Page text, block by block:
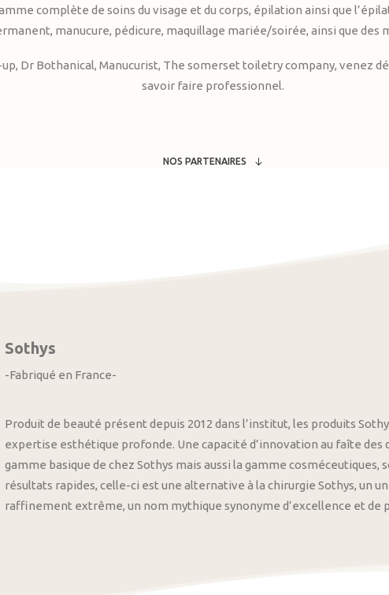
complète de soins du visage et du corps, épilation ainsi que
manucure, pédicure, maquillage mariée/soirée, ainsi que des
up, Dr Bothanical, Manucurist, The somerset toiletry company, venez
savoir faire professionnel.
NOS PARTENAIRES
Sothys
-Fabriqué en France-
Produit de beauté présent depuis 2012 dans l’institut, les produits
expertise esthétique profonde. Une capacité d’innovation au faîte
gamme basique de chez Sothys mais aussi la gamme
résultats rapides, celle-ci est une alternative à la chirurgie Sothys, un
raffinement extrême, un nom mythique synonyme d’excellence et de